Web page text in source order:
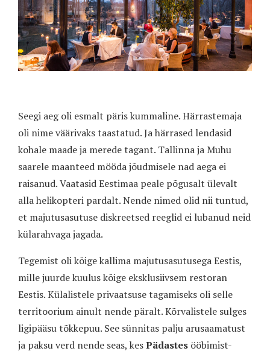
Seegi aeg oli esmalt päris kummaline. Härrastemaja
oli nime väärivaks taastatud. Ja härrased lendasid
kohale maade ja merede tagant. Tallinna ja Muhu
saarele maanteed mööda jõudmisele nad aega ei
raisanud. Vaatasid Eestimaa peale põgusalt ülevalt
alla helikopteri pardalt. Nende nimed olid nii tuntud,
et majutusasutuse diskreetsed reeglid ei lubanud neid
külarahvaga jagada.
Tegemist oli kõige kallima majutusasutusega Eestis,
mille juurde kuulus kõige eksklusiivsem restoran
Eestis. Külalistele privaatsuse tagamiseks oli selle
territoorium ainult nende päralt. Kõrvalistele sulges
ligipääsu tõkkepuu. See sünnitas palju arusaamatust
ja paksu verd nende seas, kesPädastes ööbimist-